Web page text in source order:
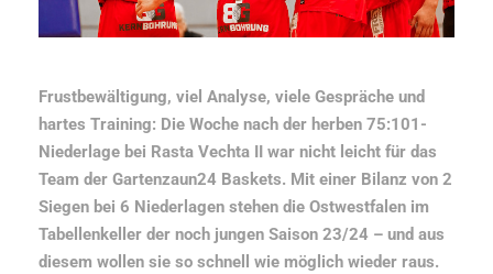
Frustbewältigung, viel Analyse, viele Gespräche und
hartes Training: Die Woche nach der herben 75:101-
Niederlage bei Rasta Vechta II war nicht leicht für das
Team der Gartenzaun24 Baskets. Mit einer Bilanz von 2
Siegen bei 6 Niederlagen stehen die Ostwestfalen im
Tabellenkeller der noch jungen Saison 23/24 – und aus
diesem wollen sie so schnell wie möglich wieder raus.